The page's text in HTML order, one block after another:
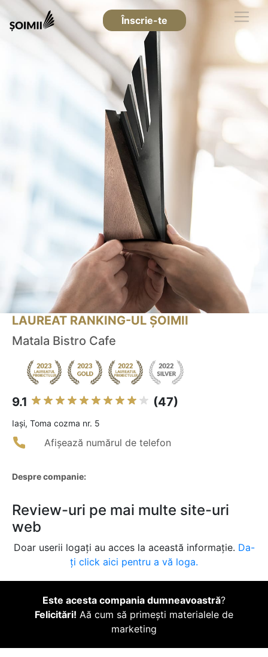
Înscrie-te
LAUREAT RANKING-UL ȘOIMII
Matala Bistro Cafe
9.1 (47)
Iaşi, Toma cozma nr. 5
Afișează numărul de telefon
Despre companie:
Review-uri pe mai multe site-uri
web
Doar userii logați au acces la această informație. Da-
ți click aici pentru a vă loga.
Este acesta compania dumneavoastră?
Felicitări! Aă cum să primești materialele de
marketing